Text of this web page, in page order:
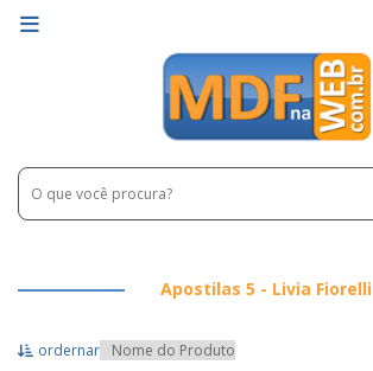
Apostilas 5 - Livia Fiorelli
ordernar